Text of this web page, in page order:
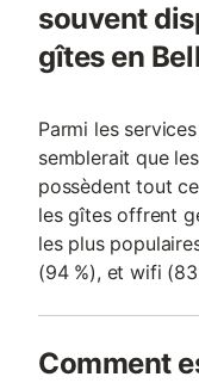
souvent
gîtes en
Parmi les
semblerait que
possèdent tout
les gîtes offrent
les plus
(94 %), et wifi
Comment